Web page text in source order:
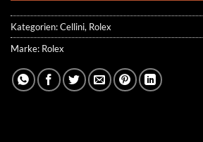
Kategorien:Cellini, Rolex
Marke: Rolex